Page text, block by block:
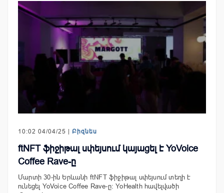
10:02 04/04/25 | Բիզնես
ftNFT ֆիջիթալ սփեյսում կայացել է YoVoice
Coffee Rave-ը
Մարտի 30-ին Երևանի ftNFT ֆիջիթալ սփեյսում տեղի է
ունեցել YoVoice Coffee Rave-ը: YoHealth հավելվածի